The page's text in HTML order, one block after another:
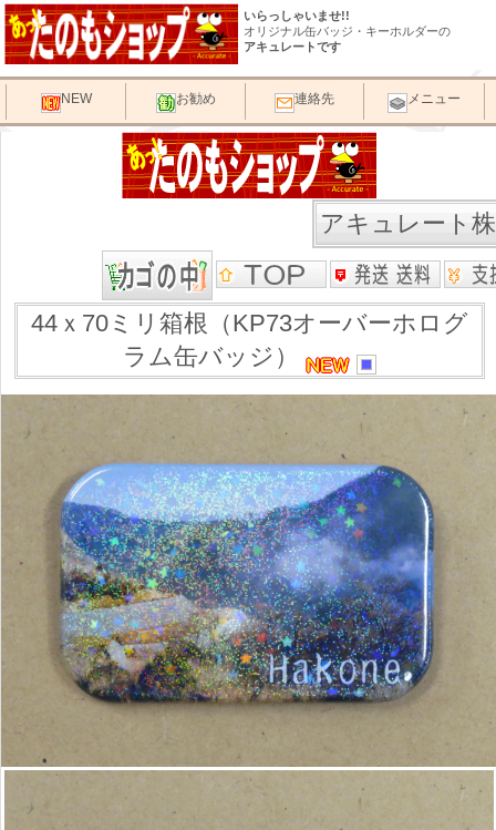
いらっしゃいませ!!
オリジナル缶バッジ・キーホルダーの
アキュレートです
NEW お勧め 連絡先 メニュー
アキュレート
44ｘ70ミリ箱根（KP73オーバーホログ
ラム缶バッジ）